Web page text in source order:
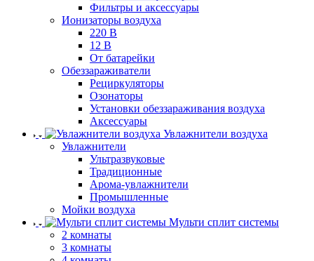
Фильтры и аксессуары
Ионизаторы воздуха
220 В
12 В
От батарейки
Обеззараживатели
Рециркуляторы
Озонаторы
Установки обеззараживания воздуха
Аксессуары
Увлажнители воздуха
Увлажнители
Ультразвуковые
Традиционные
Арома-увлажнители
Промышленные
Мойки воздуха
Мульти сплит системы
2 комнаты
3 комнаты